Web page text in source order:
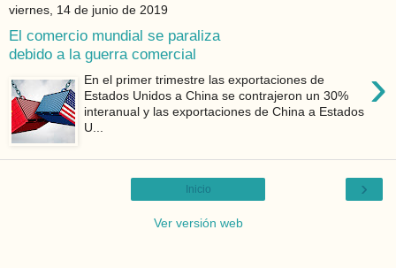
viernes, 14 de junio de 2019
El comercio mundial se paraliza
debido a la guerra comercial
›
En el primer trimestre las exportaciones de
Estados Unidos a China se contrajeron un 30%
interanual y las exportaciones de China a Estados
U...
›
Inicio
Ver versión web